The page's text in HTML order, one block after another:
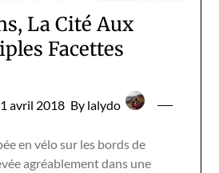
La Cité Aux
Facettes
avril 2018 By lalydo
en vélo sur les bords de
agréablement dans une